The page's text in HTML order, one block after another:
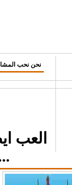
♥ نحن نحب
العب
سبونج